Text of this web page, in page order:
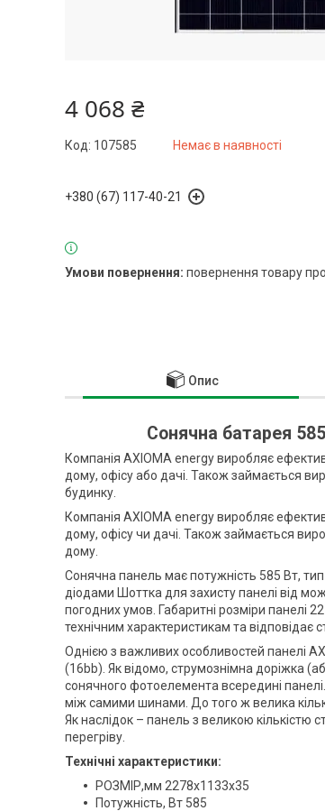
4 068 ₴
Немає в наявності
Код: 107585
+380 (67) 117-40-21
повернення товару
Опис
Сонячна батарея
Компанія AXIOMA energy виробляє
дому, офісу або дачі. Також займається
будинку.
Компанія AXIOMA energy виробляє
дому, офісу чи дачі. Також займається
дому.
Сонячна панель має потужність 585 Вт,
діодами Шоттка для захисту панелі від
погодних умов. Габаритні розміри панелі
технічним характеристикам та відповідає
Однією з важливих особливостей панелі
(16bb). Як відомо, струмознімна доріжка
сонячного фотоелемента всередині
між самими шинами. До того ж велика
Як наслідок – панель з великою
перегріву.
Технічні характеристики:
РОЗМІР,мм 2278x1133x35
Потужність, Вт 585